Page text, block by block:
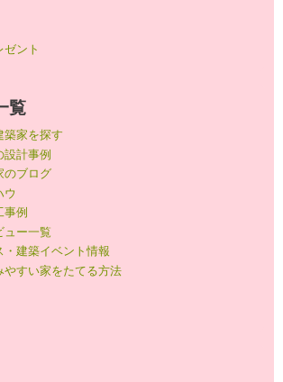
ント
覧
築家を探す
設計事例
のブログ
ウ
事例
ュー一覧
・建築イベント情報
やすい家をたてる方法